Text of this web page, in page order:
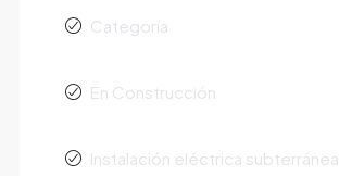
Categoría
En Construcción
Instalación eléctrica subterránea.